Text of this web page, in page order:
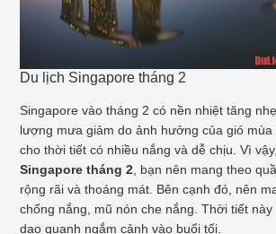
Du lịch Singapore tháng 2
Singapore vào tháng 2 có nền nhiệt tăng
lượng mưa giảm do ảnh hưởng của gió mùa
cho thời tiết có nhiều nắng và dễ chịu. Vì
Singapore tháng 2 , bạn nên mang theo
rộng rãi và thoáng mát. Bên cạnh đó, nên
chống nắng, mũ nón che nắng. Thời tiết
dạo quanh ngắm cảnh vào buổi tối.